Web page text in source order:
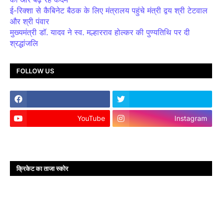
ई-रिक्शा से कैबिनेट बैठक के लिए मंत्रालय पहुंचे मंत्री द्वय श्री टेटवाल
और श्री पंवार
मुख्यमंत्री डॉ. यादव ने स्व. मल्हारराव होल्कर की पुण्यतिथि पर दी
श्रद्धांजलि
FOLLOW US
YouTube Instagram
क्रिकेट का ताजा स्कोर